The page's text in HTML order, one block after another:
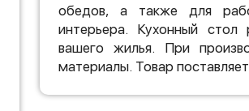
обедов, а также для
интерьера. Кухонный
вашего жилья. При
материалы. Товар